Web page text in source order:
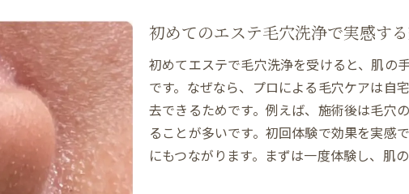
エステでしわやたるみを改善する続け方
エステで始めるしわ対策と肌のハリ実感術
たるみ改善には定期的なエステ習慣が鍵
しわやたるみを防ぐホームケアの落とし穴
エステと美肌習慣で叶えるエイジングケア
エステ施術後のしわ予防アフターケア方法
しわとたるみ対策で若々しい印象を目指す
初めてのエステ毛穴洗浄で実感す
初めてエステで毛穴洗浄を受けると、肌の
です。なぜなら、プロによる毛穴ケアは自
去できるためです。例えば、施術後は毛穴
ることが多いです。初回体験で効果を実感
にもつながります。まずは一度体験し、肌